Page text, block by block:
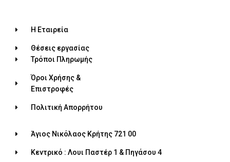
Η Εταιρεία
Θέσεις εργασίας
Τρόποι Πληρωμής
Όροι Χρήσης &
Επιστροφές
Πολιτική Απορρήτου
Άγιος Νικόλαος Κρήτης 721 00
Κεντρικό : Λουι Παστέρ 1 & Πηγάσου 4